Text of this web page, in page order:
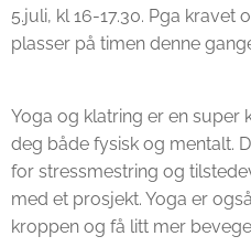
5.juli, kl 16-17.30. Pga kravet
plasser på timen denne
Yoga og klatring er en super
deg både fysisk og mentalt.
for stressmestring og
med et prosjekt. Yoga er
kroppen og få litt mer